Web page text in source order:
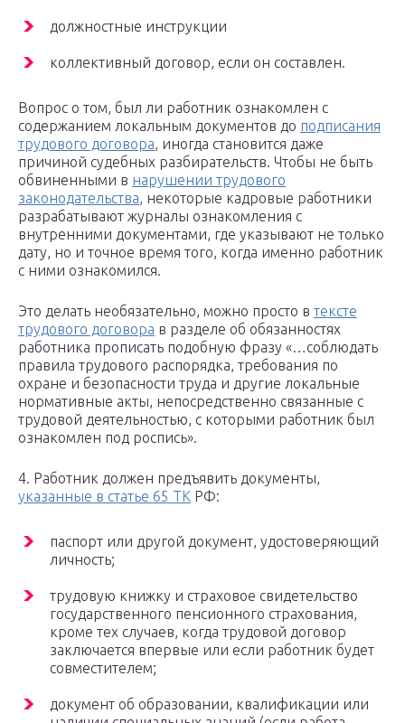
должностные инструкции
коллективный договор, если он составлен.
Вопрос о том, был ли работник ознакомлен с
содержанием локальным документов до подписания
трудового договора, иногда становится даже
причиной судебных разбирательств. Чтобы не быть
обвиненными в нарушении трудового
законодательства, некоторые кадровые работники
разрабатывают журналы ознакомления с
внутренними документами, где указывают не только
дату, но и точное время того, когда именно работник
с ними ознакомился.
Это делать необязательно, можно просто в тексте
трудового договора в разделе об обязанностях
работника прописать подобную фразу «…соблюдать
правила трудового распорядка, требования по
охране и безопасности труда и другие локальные
нормативные акты, непосредственно связанные с
трудовой деятельностью, с которыми работник был
ознакомлен под роспись».
4. Работник должен предъявить документы,
указанные в статье 65 ТК РФ:
паспорт или другой документ, удостоверяющий
личность;
трудовую книжку и страховое свидетельство
государственного пенсионного страхования,
кроме тех случаев, когда трудовой договор
заключается впервые или если работник будет
совместителем;
документ об образовании, квалификации или